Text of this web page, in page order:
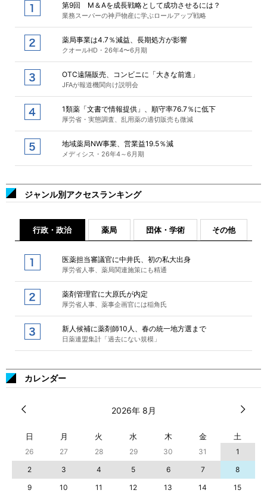
第9回 M＆Aを成長戦略として成功させるには？
業務スーパーの神戸物産に学ぶロールアップ戦略
薬局事業は4.7％減益、長期処方が影響
クオールHD・26年4〜6月期
OTC遠隔販売、コンビニに「大きな前進」
JFAが報道機関向け説明会
1類薬「文書で情報提供」、順守率76.7％に低下
厚労省・実態調査、乱用薬の適切販売も微減
地域薬局NW事業、営業益19.5％減
メディシス・26年4～6月期
ジャンル別アクセスランキング
行政・政治 薬局 団体・学術 その他
医薬担当審議官に中井氏、初の私大出身
厚労省人事、薬局関連施策にも精通
薬剤管理官に大原氏が内定
厚労省人事、薬事企画官には稲角氏
新人候補に薬剤師10人、春の統一地方選まで
日薬連盟集計「過去にない規模」
カレンダー
2026年 8月
日 月 火 水 木 金 土
26 27 28 29 30 31
1
2
3 4 5 6 7
8
9
10 11 12 13 14
15